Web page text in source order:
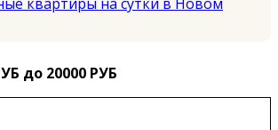
до 20000 РУБ